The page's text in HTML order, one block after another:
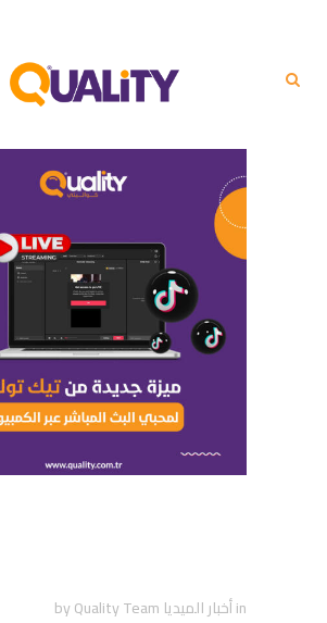
inأخبار الميديا byQuality Team